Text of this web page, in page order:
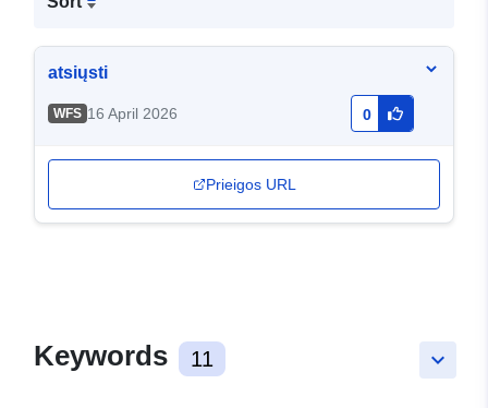
atsiųsti
WFS 16 April 2026 0
Prieigos URL
keyboard_arrow_down
Keywords 11